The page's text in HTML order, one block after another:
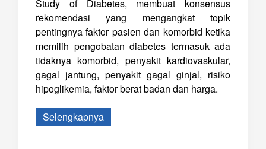
Study of Diabetes, membuat konsensus
rekomendasi yang mengangkat topik
pentingnya faktor pasien dan komorbid ketika
memilih pengobatan diabetes termasuk ada
tidaknya komorbid, penyakit kardiovaskular,
gagal jantung, penyakit gagal ginjal, risiko
hipoglikemia, faktor berat badan dan harga.
Selengkapnya